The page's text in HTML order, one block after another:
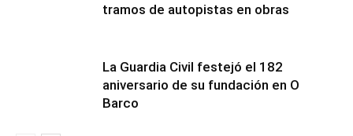
tramos de autopistas en obras
La Guardia Civil festejó el 182
aniversario de su fundación en O
Barco